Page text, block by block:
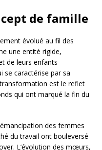
de famille
évolué au fil des
une entité rigide,
de leurs enfants
se caractérise par sa
est le reflet
qui ont marqué la fin du
des femmes
du travail ont bouleversé
L’évolution des mœurs,